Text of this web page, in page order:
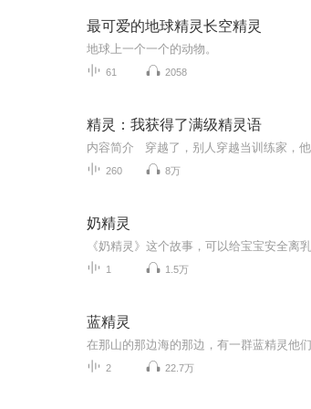
最可爱的地球精灵长空精灵
地球上一个一个的动物。
61 2058
精灵：我获得了满级精灵语
260 8万
奶精灵
1 1.5万
蓝精灵
2 22.7万